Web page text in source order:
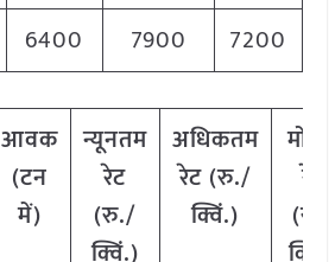
6400 7900 7200
आवक
(टन
में)
न्यूनतम
रेट
(रु./
अधिकतम
रेट (रु./
क्विं.)
रेट
(रु./